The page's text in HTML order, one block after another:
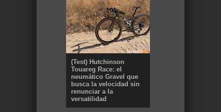
(Test) Hutchinson
Touareg Race: el
neumático Gravel que
busca la velocidad sin
renunciar a la
versatilidad